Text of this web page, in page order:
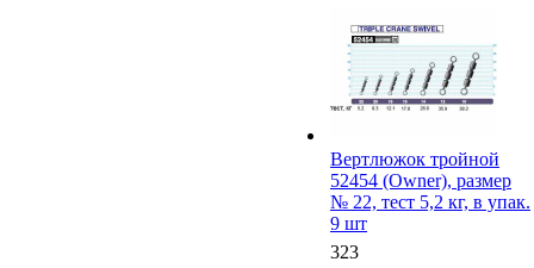
Вертлюжок тройной
52454 (Owner), размер
№ 22, тест 5,2 кг, в упак.
9 шт
323